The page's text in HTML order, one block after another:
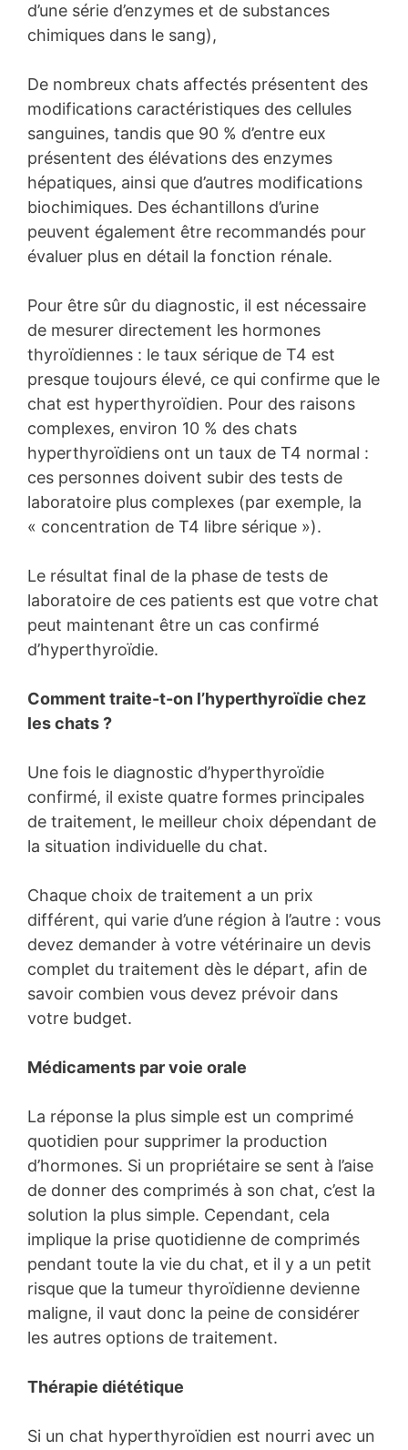
d’une série d’enzymes et de substances
chimiques dans le sang),
De nombreux chats affectés présentent des
modifications caractéristiques des cellules
sanguines, tandis que 90 % d’entre eux
présentent des élévations des enzymes
hépatiques, ainsi que d’autres modifications
biochimiques. Des échantillons d’urine
peuvent également être recommandés pour
évaluer plus en détail la fonction rénale.
Pour être sûr du diagnostic, il est nécessaire
de mesurer directement les hormones
thyroïdiennes : le taux sérique de T4 est
presque toujours élevé, ce qui confirme que le
chat est hyperthyroïdien. Pour des raisons
complexes, environ 10 % des chats
hyperthyroïdiens ont un taux de T4 normal :
ces personnes doivent subir des tests de
laboratoire plus complexes (par exemple, la
« concentration de T4 libre sérique »).
Le résultat final de la phase de tests de
laboratoire de ces patients est que votre chat
peut maintenant être un cas confirmé
d’hyperthyroïdie.
Comment traite-t-on l’hyperthyroïdie chez
les chats ?
Une fois le diagnostic d’hyperthyroïdie
confirmé, il existe quatre formes principales
de traitement, le meilleur choix dépendant de
la situation individuelle du chat.
Chaque choix de traitement a un prix
différent, qui varie d’une région à l’autre : vous
devez demander à votre vétérinaire un devis
complet du traitement dès le départ, afin de
savoir combien vous devez prévoir dans
votre budget.
Médicaments par voie orale
La réponse la plus simple est un comprimé
quotidien pour supprimer la production
d’hormones. Si un propriétaire se sent à l’aise
de donner des comprimés à son chat, c’est la
solution la plus simple. Cependant, cela
implique la prise quotidienne de comprimés
pendant toute la vie du chat, et il y a un petit
risque que la tumeur thyroïdienne devienne
maligne, il vaut donc la peine de considérer
les autres options de traitement.
Thérapie diététique
Si un chat hyperthyroïdien est nourri avec un